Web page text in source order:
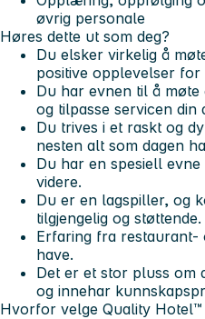
øvrig personale
Høres dette ut som deg?
Du elsker virkelig å
positive opplevelser for
Du har evnen til å
og tilpasse servicen din
Du trives i et raskt og
nesten alt som dagen
Du har en spesiell
videre.
Du er en lagspiller, og
tilgjengelig og støttende.
Erfaring fra restaurant-
have.
Det er et stor pluss om
og innehar
Hvorfor velge Quality